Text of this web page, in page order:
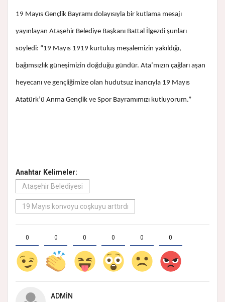
19 Mayıs Gençlik Bayramı dolayısıyla bir kutlama mesajı
yayınlayan Ataşehir Belediye Başkanı Battal İlgezdi şunları
söyledi: “19 Mayıs 1919 kurtuluş meşalemizin yakıldığı,
bağımsızlık güneşimizin doğduğu gündür. Ata’mızın çağları aşan
heyecanı ve gençliğimize olan hudutsuz inancıyla 19 Mayıs
Atatürk’ü Anma Gençlik ve Spor Bayramımızı kutluyorum.”
Anahtar Kelimeler:
Ataşehir Belediyesi
19 Mayıs konvoyu coşkuyu arttırdı
0 0 0 0 0 0
ADMIN